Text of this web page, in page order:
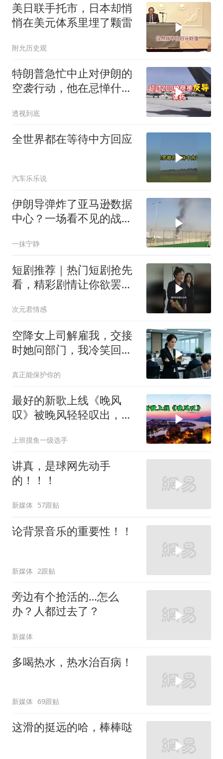
美日联手托市，日本却悄
悄在美元体系里埋了颗雷
附允历史观
特朗普急忙中止对伊朗的
空袭行动，他在忌惮什
透视到底
全世界都在等待中方回应
汽车乐乐说
伊朗导弹炸了亚马逊数据
中心？一场看不见的战争
一抹宁静
短剧推荐｜热门短剧抢先
看，精彩剧情让你欲罢不
次元君情感
空降女上司解雇我，交接
时她问部门，我冷笑回
真正能保护你的
最好的新歌上线《晚风
叹》被晚风轻轻叹出，散
上班摸鱼一级选手
讲真，是球网先动手
的！！！
新媒体 57跟贴
论背景音乐的重要性！！
新媒体 2跟贴
旁边有个抢活的…怎么
办？人都过去了？
新媒体
多喝热水，热水治百病！
新媒体 69跟贴
这滑的挺远的哈，棒棒哒